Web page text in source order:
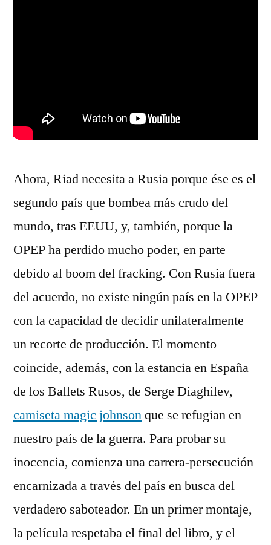
Ahora, Riad necesita a Rusia porque ése es el
segundo país que bombea más crudo del
mundo, tras EEUU, y, también, porque la
OPEP ha perdido mucho poder, en parte
debido al boom del fracking. Con Rusia fuera
del acuerdo, no existe ningún país en la OPEP
con la capacidad de decidir unilateralmente
un recorte de producción. El momento
coincide, además, con la estancia en España
de los Ballets Rusos, de Serge Diaghilev,
camiseta magic johnsonque se refugian en
nuestro país de la guerra. Para probar su
inocencia, comienza una carrera-persecución
encarnizada a través del país en busca del
verdadero saboteador. En un primer montaje,
la película respetaba el final del libro, y el